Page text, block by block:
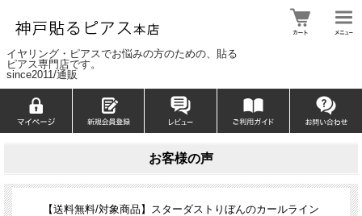
イヤリング・ピアスでお悩みの方のための、貼る
ピアス専門店です。
since2011/通販
お客様の声
【送料無料/対象商品】スターダストりぼんのカールライン